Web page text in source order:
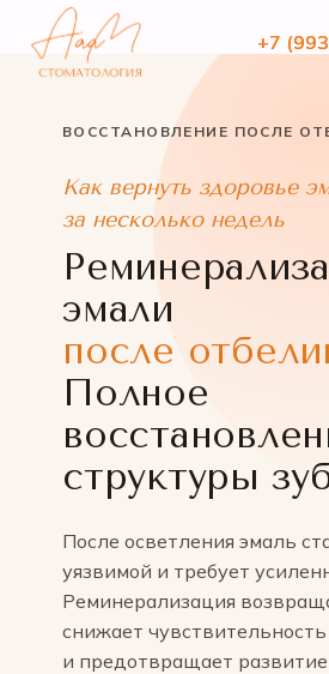
+7
+7
ВОССТАНОВЛЕНИЕ ПОСЛЕ
Как вернуть здоровье
за несколько недель
эмали
после
Полное
структуры
После осветления эмаль
уязвимой и требует
Реминерализация
снижает чувствительность
и предотвращает развитие